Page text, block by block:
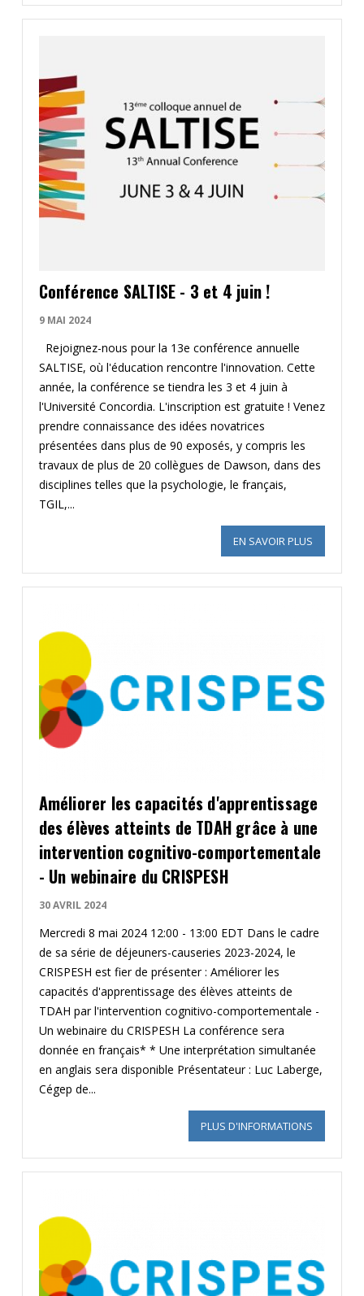
Conférence SALTISE - 3 et 4 juin !
9 MAI 2024
Rejoignez-nous pour la 13e conférence annuelle
SALTISE, où l'éducation rencontre l'innovation. Cette
année, la conférence se tiendra les 3 et 4 juin à
l'Université Concordia. L'inscription est gratuite ! Venez
prendre connaissance des idées novatrices
présentées dans plus de 90 exposés, y compris les
travaux de plus de 20 collègues de Dawson, dans des
disciplines telles que la psychologie, le français,
TGIL,...
EN SAVOIR PLUS
Améliorer les capacités d'apprentissage
des élèves atteints de TDAH grâce à une
intervention cognitivo-comportementale
- Un webinaire du CRISPESH
30 AVRIL 2024
Mercredi 8 mai 2024 12:00 - 13:00 EDT Dans le cadre
de sa série de déjeuners-causeries 2023-2024, le
CRISPESH est fier de présenter : Améliorer les
capacités d'apprentissage des élèves atteints de
TDAH par l'intervention cognitivo-comportementale -
Un webinaire du CRISPESH La conférence sera
donnée en français* * Une interprétation simultanée
en anglais sera disponible Présentateur : Luc Laberge,
Cégep de...
PLUS D'INFORMATIONS